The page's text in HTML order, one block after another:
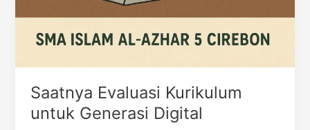
Saatnya Evaluasi Kurikulum
untuk Generasi Digital